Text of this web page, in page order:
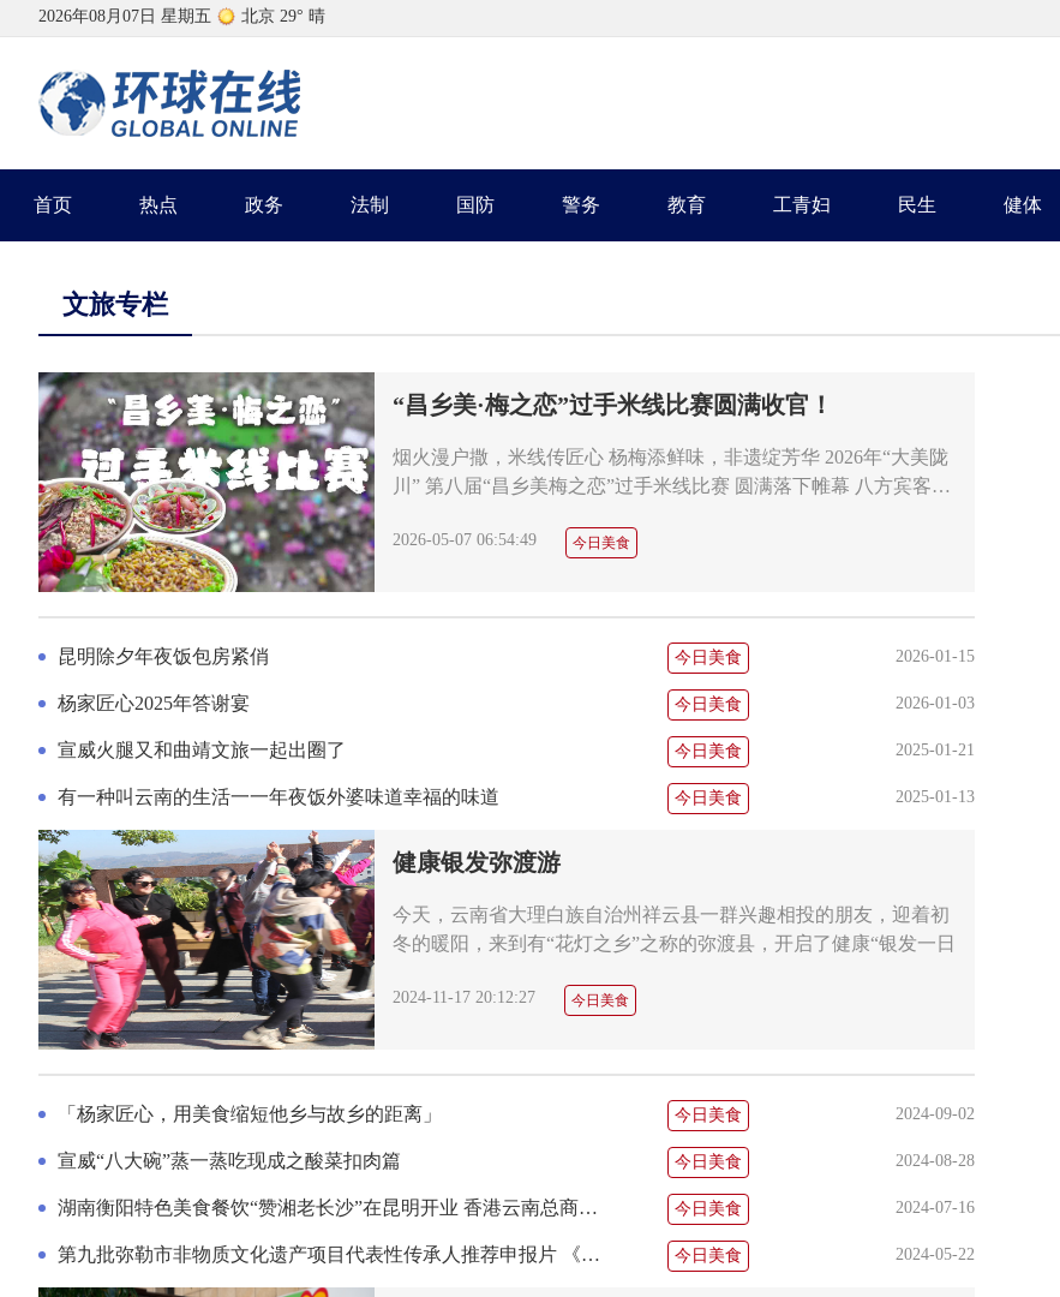
首页 热点 政务 法制 国防 警务 教育 工青妇 民生 健体
文旅专栏
“昌乡美·梅之恋”过手米线比赛圆满收官！
烟火漫户撒，米线传匠心 杨梅添鲜味，非遗绽芳华 2026年“大美陇
川” 第八届“昌乡美梅之恋”过手米线比赛 圆满落下帷幕 八方宾客…
2026-05-07 06:54:49 今日美食
昆明除夕年夜饭包房紧俏 2026-01-15
今日美食
杨家匠心2025年答谢宴 2026-01-03
今日美食
宣威火腿又和曲靖文旅一起出圈了 2025-01-21
今日美食
有一种叫云南的生活一一年夜饭外婆味道幸福的味道 2025-01-13
今日美食
健康银发弥渡游
今天，云南省大理白族自治州祥云县一群兴趣相投的朋友，迎着初
冬的暖阳，来到有“花灯之乡”之称的弥渡县，开启了健康“银发一日
2024-11-17 20:12:27 今日美食
「杨家匠心，用美食缩短他乡与故乡的距离」 2024-09-02
今日美食
宣威“八大碗”蒸一蒸吃现成之酸菜扣肉篇 2024-08-28
今日美食
湖南衡阳特色美食餐饮“赞湘老长沙”在昆明开业 香港云南总商会现场授牌 2024-07-16
今日美食
第九批弥勒市非物质文化遗产项目代表性传承人推荐申报片 《弥勒传统卤鸡》项目代表性传承人 2024-05-22
今日美食